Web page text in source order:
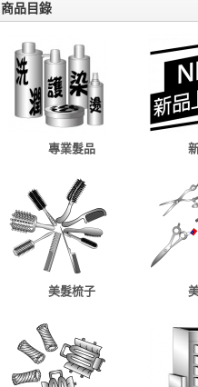
商品目錄
專業髮品
美髮梳子